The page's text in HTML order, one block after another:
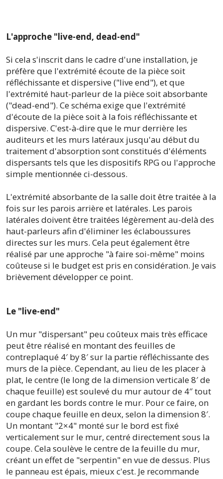
L'approche "live-end, dead-end"
Si cela s'inscrit dans le cadre d'une installation, je
préfère que l'extrémité écoute de la pièce soit
réfléchissante et dispersive ("live end"), et que
l'extrémité haut-parleur de la pièce soit absorbante
("dead-end"). Ce schéma exige que l'extrémité
d'écoute de la pièce soit à la fois réfléchissante et
dispersive. C'est-à-dire que le mur derrière les
auditeurs et les murs latéraux jusqu'au début du
traitement d'absorption sont constitués d'éléments
dispersants tels que les dispositifs RPG ou l'approche
simple mentionnée ci-dessous.
L'extrémité absorbante de la salle doit être traitée à la
fois sur les parois arrière et latérales. Les parois
latérales doivent être traitées légèrement au-delà des
haut-parleurs afin d'éliminer les éclaboussures
directes sur les murs. Cela peut également être
réalisé par une approche "à faire soi-même" moins
coûteuse si le budget est pris en considération. Je vais
brièvement développer ce point.
Le "live-end"
Un mur "dispersant" peu coûteux mais très efficace
peut être réalisé en montant des feuilles de
contreplaqué 4′ by 8′ sur la partie réfléchissante des
murs de la pièce. Cependant, au lieu de les placer à
plat, le centre (le long de la dimension verticale 8′ de
chaque feuille) est soulevé du mur autour de 4″ tout
en gardant les bords contre le mur. Pour ce faire, on
coupe chaque feuille en deux, selon la dimension 8′.
Un montant "2×4" monté sur le bord est fixé
verticalement sur le mur, centré directement sous la
coupe. Cela soulève le centre de la feuille du mur,
créant un effet de "serpentin" en vue de dessus. Plus
le panneau est épais, mieux c'est. Je recommande